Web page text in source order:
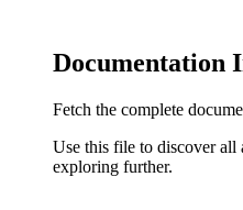
Documentation
Fetch the complete
Use this file to discover all
exploring further.